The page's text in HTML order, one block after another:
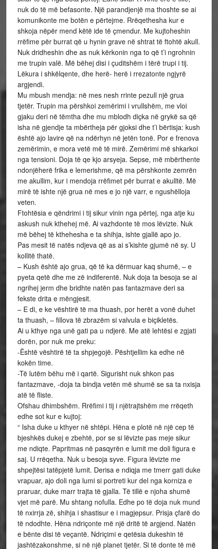
nuk do të më befasonte. Një parandjenjë ma thoshte se ai
komunikonte me botën e përtejme. Rrëqethesha kur e
shkoja nëpër mend këtë ide të çmendur. Me kujtoheshin
rrëfime për burrat që u hynin grave në shtrat të ftohtë akull.
Nuk dridheshin dhe as nuk kërkonin nga to që t’i ngrohnin
me trupin valë. Më bëhej disi i çuditshëm i tërë trupi i tij.
Lëkura i shkëlqente, dhe herë- herë i rrezatonte ngjyrë
argjendi.
Mu mbush mendja: në mes nesh rrinte pezull një grua
tjetër. Trupin ma përshkoi zemërimi i vrullshëm, me vloi
gjaku deri në tëmtha dhe mu mblodh diçka në grykë sa që
isha në gjendje ta mbërtheja për gjoksi dhe t’i bërtisja: kush
është ajo lavire që na ndërhyn në jetën tonë. Por e frenova
zemërimin, e mora vetë më të mirë. Zemërimi më shkarkoi
nga tensioni. Doja të qe kjo arsyeja. Sepse, më mbërthente
ndonjëherë frika e lemerishme, që ma përshkonte zemrën
me akullim, kur i mendoja rrëfimet për burrat e akulltë. Më
mirë të ishte një grua në mes e jo një varr, e ngushëlloja
veten.
Ftohtësia e qëndrimi i tij sikur vinin nga përtej, nga atje ku
askush nuk kthehej më. Ai vazhdonte të mos lëvizte. Nuk
më bëhej të kthehesha e ta shihja, ishte gjallë apo jo.
Pas mesit të natës ndjeva që as ai s’kishte gjumë në sy. U
kollitë thatë.
– Kush është ajo grua, që të ka dërmuar kaq shumë, – e
pyeta qetë dhe me zë indiferentë. Nuk doja ta besoja se ai
ngrihej jerm dhe bridhte natën pas fantazmave deri sa
fekste drita e mëngjesit.
– E di, e ke vështirë të ma thuash, por herët a vonë duhet
ta thuash, – fillova të zbrazëm si valvula e biçikletës.
Ai u kthye nga unë gati pa u ndjerë. Me atë lehtësi e zgjati
dorën, por nuk me preku:
-Është vështirë të ta shpjegojë. Pështjellim ka edhe në
kokën time.
-Të lutëm bëhu më i qartë. Sigurisht nuk shkon pas
fantazmave, -doja ta bindja vetën më shumë se sa ta nxisja
atë të fliste.
Ofshau dhimbshëm. Rrëfimi i tij i njëtrajtshëm me rrëqeth
edhe sot kur e kujtoj:
“ Isha duke u kthyer në shtëpi. Hëna e plotë në një cep të
bjeshkës dukej e zbehtë, por se si lëvizte pas meje sikur
me ndiqte. Papritmas në pasqyrën e lumit me doli figura e
saj. U rrëqetha. Nuk u besoja syve. Figura lëvizte me
shpejtësi tatëpjetë lumit. Derisa e ndiqja me tmerr gati duke
vrapuar, ajo doli nga lumi si portreti kur del nga korniza e
praruar, duke marr trajta të gjalla. Të tillë e njoha shumë
vjet më parë. Mu shtang nofulla. Edhe po të doja nuk mund
të nxirrja zë, shihja i shastisur e i magjepsur. Prisja çfarë do
të ndodhte. Hëna ndriçonte më një dritë të argjend. Natën
e bënte disi të veçantë. Ndriçimi e qetësia dukeshin të
jashtëzakonshme, si në një planet tjetër. Si të donte të më